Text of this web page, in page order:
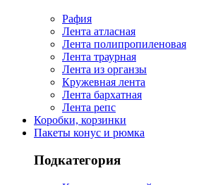
Рафия
Лента атласная
Лента полипропиленовая
Лента траурная
Лента из органзы
Кружевная лента
Лента бархатная
Лента репс
Коробки, корзинки
Пакеты конус и рюмка
Подкатегория